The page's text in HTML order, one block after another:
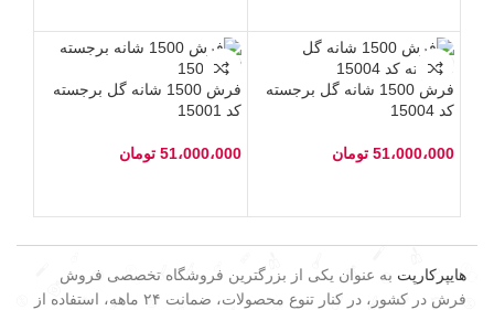
فرش 1500 شانه گل برجسته
کد 15004
51،000،000 تومان
فرش 1500 شانه گل برجسته
کد 15001
51،000،000 تومان
هایپرکارپت به عنوان یکی از بزرگترین فروشگاه تخصصی فروش
فرش در کشور، در کنار تنوع محصولات، ضمانت ۲۴ ماهه، استفاده از